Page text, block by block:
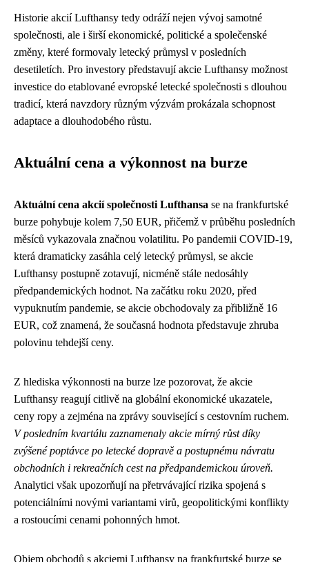
Historie akcií Lufthansy tedy odráží nejen vývoj samotné
společnosti, ale i širší ekonomické, politické a společenské
změny, které formovaly letecký průmysl v posledních
desetiletích. Pro investory představují akcie Lufthansy možnost
investice do etablované evropské letecké společnosti s dlouhou
tradicí, která navzdory různým výzvám prokázala schopnost
adaptace a dlouhodobého růstu.
Aktuální cena a výkonnost na burze
Aktuální cena akcií společnosti Lufthansa se na frankfurtské
burze pohybuje kolem 7,50 EUR, přičemž v průběhu posledních
měsíců vykazovala značnou volatilitu. Po pandemii COVID-19,
která dramaticky zasáhla celý letecký průmysl, se akcie
Lufthansy postupně zotavují, nicméně stále nedosáhly
předpandemických hodnot. Na začátku roku 2020, před
vypuknutím pandemie, se akcie obchodovaly za přibližně 16
EUR, což znamená, že současná hodnota představuje zhruba
polovinu tehdejší ceny.
Z hlediska výkonnosti na burze lze pozorovat, že akcie
Lufthansy reagují citlivě na globální ekonomické ukazatele,
ceny ropy a zejména na zprávy související s cestovním ruchem.
V posledním kvartálu zaznamenaly akcie mírný růst díky
zvýšené poptávce po letecké dopravě a postupnému návratu
obchodních i rekreačních cest na předpandemickou úroveň.
Analytici však upozorňují na přetrvávající rizika spojená s
potenciálními novými variantami virů, geopolitickými konflikty
a rostoucími cenami pohonných hmot.
Objem obchodů s akciemi Lufthansy na frankfurtské burze se